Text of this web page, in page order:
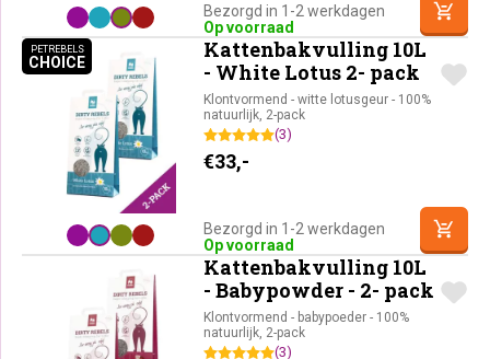
Bezorgd in 1-2 werkdagen
Op voorraad
PETREBELS
CHOICEPETREBELS CHOICE
Kattenbakvulling 10L
- White Lotus 2- pack
Klontvormend - witte lotusgeur - 100%
natuurlijk, 2-pack
(3)
€33,-
Bezorgd in 1-2 werkdagen
Op voorraad
Kattenbakvulling 10L
- Babypowder - 2- pack
Klontvormend - babypoeder - 100%
natuurlijk, 2-pack
(3)